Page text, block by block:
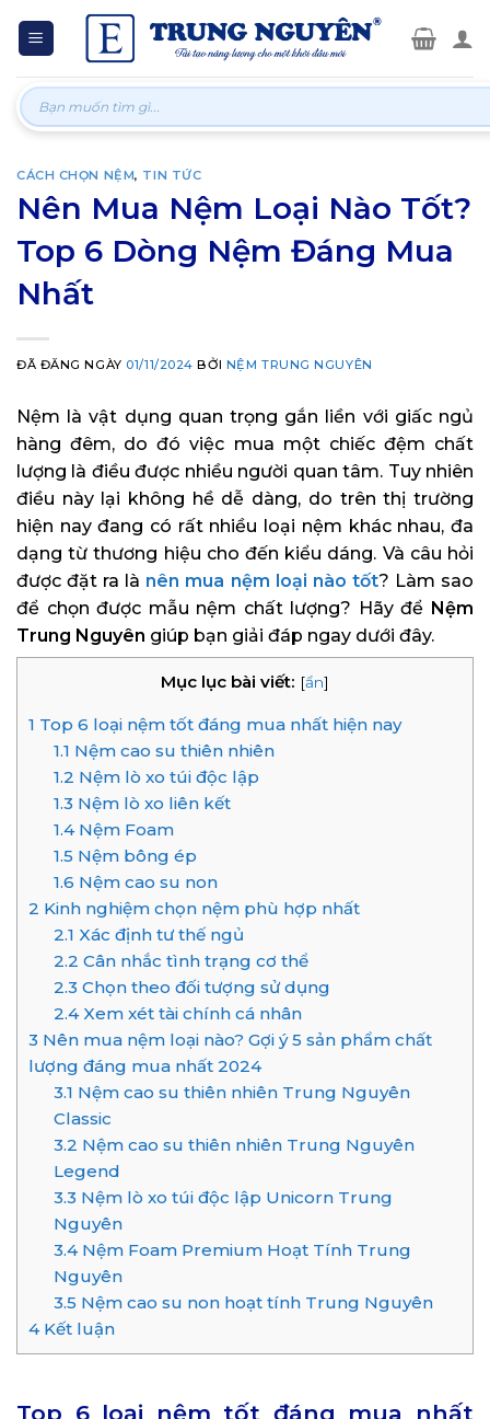
Tìm
kiếm:
CÁCH CHỌN NỆM, TIN TỨC
Nên Mua Nệm Loại Nào Tốt?
Top 6 Dòng Nệm Đáng Mua
Nhất
ĐÃ ĐĂNG NGÀY 01/11/2024 BỞI NỆM TRUNG NGUYÊN
Nệm là vật dụng quan trọng gắn liền với giấc ngủ
hàng đêm, do đó việc mua một chiếc đệm chất
lượng là điều được nhiều người quan tâm. Tuy nhiên
điều này lại không hề dễ dàng, do trên thị trường
hiện nay đang có rất nhiều loại nệm khác nhau, đa
dạng từ thương hiệu cho đến kiểu dáng. Và câu hỏi
được đặt ra là nên mua nệm loại nào tốt? Làm sao
để chọn được mẫu nệm chất lượng? Hãy để Nệm
Trung Nguyên giúp bạn giải đáp ngay dưới đây.
Mục lục bài viết: [ẩn]
1 Top 6 loại nệm tốt đáng mua nhất hiện nay
1.1 Nệm cao su thiên nhiên
1.2 Nệm lò xo túi độc lập
1.3 Nệm lò xo liên kết
1.4Nệm Foam
1.5 Nệm bông ép
1.6 Nệm cao su non
2 Kinh nghiệm chọn nệm phù hợp nhất
2.1 Xác định tư thế ngủ
2.2 Cân nhắc tình trạng cơ thể
2.3 Chọn theo đối tượng sử dụng
2.4Xem xét tài chính cá nhân
3 Nên mua nệm loại nào? Gợi ý 5 sản phẩm chất
lượng đáng mua nhất 2024
3.1 Nệm cao su thiên nhiên Trung Nguyên
Classic
3.2 Nệm cao su thiên nhiên Trung Nguyên
Legend
3.3 Nệm lò xo túi độc lập Unicorn Trung
Nguyên
3.4Nệm Foam Premium Hoạt Tính Trung
Nguyên
3.5 Nệm cao su non hoạt tính Trung Nguyên
4Kết luận
Top 6 loại nệm tốt đáng mua nhất